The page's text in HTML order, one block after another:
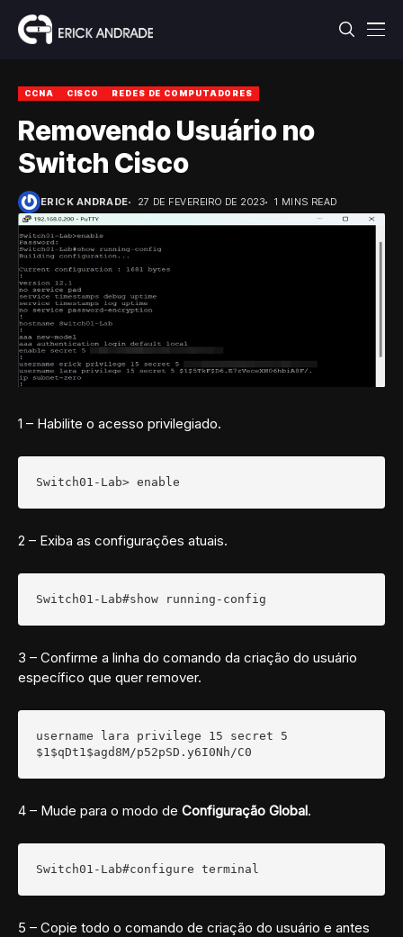
CCNA CISCO REDES DE COMPUTADORES
Removendo Usuário no
Switch Cisco
ERICK ANDRADE 27 DE FEVEREIRO DE 2023 1 MINS READ
1 – Habilite o acesso privilegiado.
Switch01-Lab> enable
2 – Exiba as configurações atuais.
Switch01-Lab#show running-config
3 – Confirme a linha do comando da criação do usuário
específico que quer remover.
username lara privilege 15 secret 5
$1$qDt1$agd8M/p52pSD.y6I0Nh/C0
4 – Mude para o modo de Configuração Global.
Switch01-Lab#configure terminal
5 – Copie todo o comando de criação do usuário e antes